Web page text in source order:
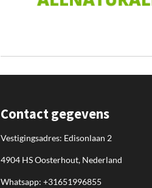
Contact gegevens
Vestigingsadres: Edisonlaan 2
4904 HS Oosterhout, Nederland
Whatsapp: +31651996855